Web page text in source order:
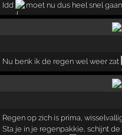
Idd moet nu dus heel snel
Nu benk ik de regen wel weer zat
Regen op zich is prima,
Sta je in je regenpakkie, schijnt